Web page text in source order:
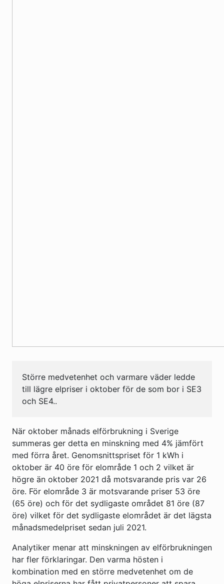
Större medvetenhet och varmare väder ledde
till lägre elpriser i oktober för de som bor i SE3
och SE4..
När oktober månads elförbrukning i Sverige
summeras ger detta en minskning med 4% jämfört
med förra året. Genomsnittspriset för 1 kWh i
oktober är 40 öre för elområde 1 och 2 vilket är
högre än oktober 2021 då motsvarande pris var 26
öre. För elområde 3 är motsvarande priser 53 öre
(65 öre) och för det sydligaste området 81 öre (87
öre) vilket för det sydligaste elområdet är det lägsta
månadsmedelpriset sedan juli 2021.
Analytiker menar att minskningen av elförbrukningen
har fler förklaringar. Den varma hösten i
kombination med en större medvetenhet om de